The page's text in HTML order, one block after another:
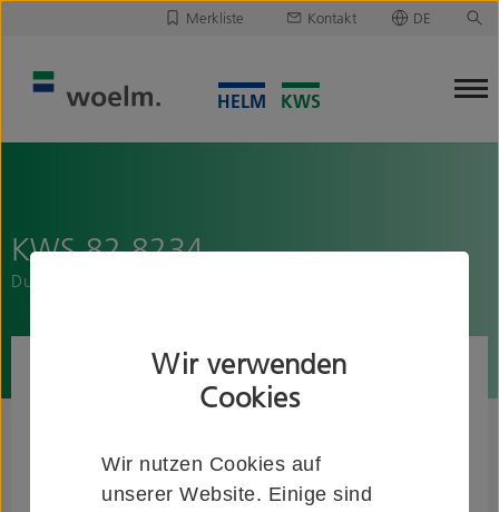
Wir verwenden
Cookies
Wir nutzen Cookies auf
unserer Website. Einige sind
Merkliste Kontakt DE
KWS 82.8234..
Duschvorhangstange für Nischen